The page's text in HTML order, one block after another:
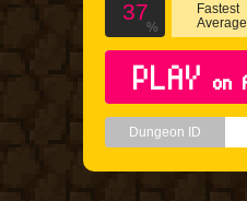
37
%
Fastest
Average
PLAY on
Dungeon ID